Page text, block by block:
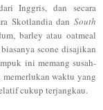
Inggris, dan secara
Skotlandia dan South
barley atau oatmeal
scone disajikan
ini memang susah-
waktu yang
cukup terjangkau.